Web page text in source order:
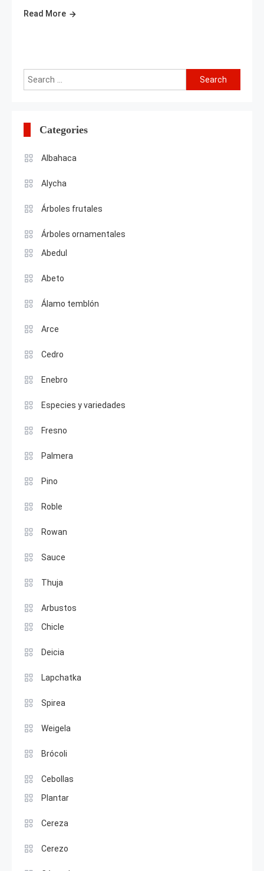
Read More
Search
for:
Categories
Albahaca
Alycha
Árboles frutales
Árboles ornamentales
Abedul
Abeto
Álamo temblón
Arce
Cedro
Enebro
Especies y variedades
Fresno
Palmera
Pino
Roble
Rowan
Sauce
Thuja
Arbustos
Chicle
Deicia
Lapchatka
Spirea
Weigela
Brócoli
Cebollas
Plantar
Cereza
Cerezo